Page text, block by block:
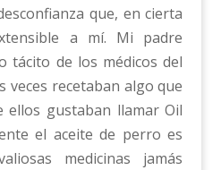
que, en cierta
a mí. Mi padre
tácito de los médicos del
veces recetaban algo que
ellos gustaban llamar Oil
el aceite de perro es
medicinas jamás